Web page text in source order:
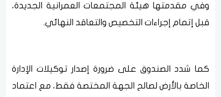
وفي مقدمتها هيئة المجتمعات العمرانية الجديدة،
قبل إتمام إجراءات التخصيص والتعاقد النهائي.
كما شدد الصندوق على ضرورة إصدار توكيلات الإدارة
الخاصة بالأرض لصالح الجهة المختصة فقط، مع اعتماد